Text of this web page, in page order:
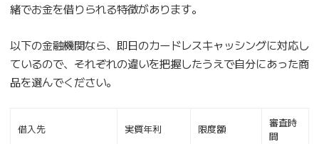
緒でお金を借りられる特徴があります。
以下の金融機関なら、即日のカードレスキャッシングに対応し
ているので、それぞれの違いを把握したうえで自分にあった商
品を選んでください。
借入先 実質年利 限度額
審査時
間